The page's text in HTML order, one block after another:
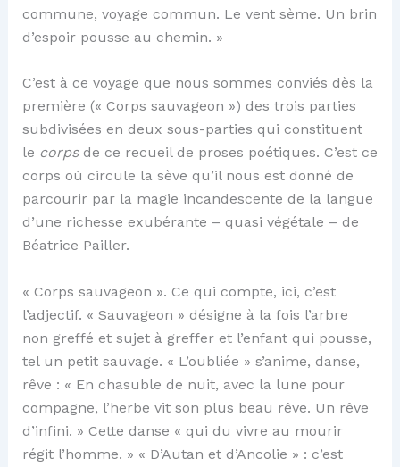
commune, voyage commun. Le vent sème. Un brin
d’espoir pousse au chemin. »
C’est à ce voyage que nous sommes conviés dès la
première (« Corps sauvageon ») des trois parties
subdivisées en deux sous-parties qui constituent
le corpsde ce recueil de proses poétiques. C’est ce
corps où circule la sève qu’il nous est donné de
parcourir par la magie incandescente de la langue
d’une richesse exubérante – quasi végétale – de
Béatrice Pailler.
« Corps sauvageon ». Ce qui compte, ici, c’est
l’adjectif. « Sauvageon » désigne à la fois l’arbre
non greffé et sujet à greffer et l’enfant qui pousse,
tel un petit sauvage. « L’oubliée » s’anime, danse,
rêve : « En chasuble de nuit, avec la lune pour
compagne, l’herbe vit son plus beau rêve. Un rêve
d’infini. » Cette danse « qui du vivre au mourir
régit l’homme. » « D’Autan et d’Ancolie » : c’est